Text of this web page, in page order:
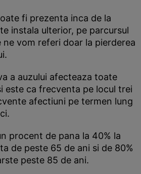
fi prezenta inca de la
instala ulterior, pe parcursul
vom referi doar la pierderea
a auzului afecteaza toate
este ca frecventa pe locul trei
afectiuni pe termen lung
procent de pana la 40% la
de peste 65 de ani si de 80%
peste 85 de ani.